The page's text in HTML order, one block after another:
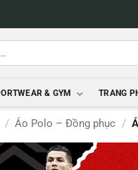
& GYM TRANG
/ Áo Polo – Đồng phục /